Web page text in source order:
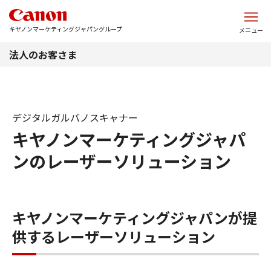
キヤノンマーケティングジャパングループ メニュー
法人のお客さま
キヤノンマーケティングジャパ
ンのレーザーソリューション
デジタルガルバノスキャナー
キヤノンマーケティングジャパンが提
供するレーザーソリューション